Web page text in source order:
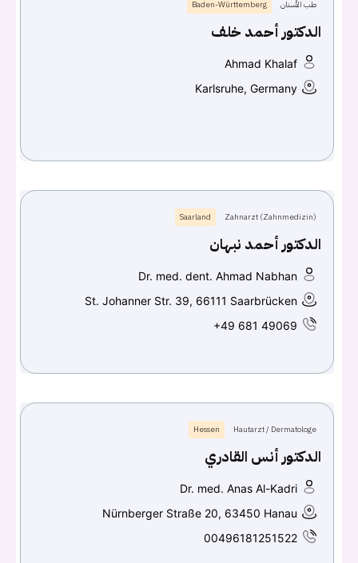
Facebook
طب الأسنان Baden-Württemberg
الدكتور أحمد خلف
Ahmad Khalaf
Karlsruhe, Germany
Zahnarzt (Zahnmedizin)
Saarland
الدكتور أحمد نبهان
Dr. med. dent. Ahmad Nabhan
St. Johanner Str. 39, 66111 Saarbrücken
+49 681 49069
Hautarzt / Dermatologe
Hessen
الدكتور أنس القادري
Dr. med. Anas Al-Kadri
Nürnberger Straße 20, 63450 Hanau
00496181251522